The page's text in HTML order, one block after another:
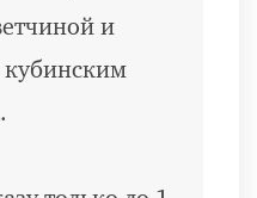
и